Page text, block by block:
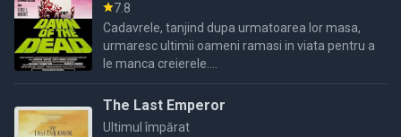
7.8
Cadavrele, tanjind dupa urmatoarea lor masa,
urmaresc ultimii oameni ramasi in viata pentru a
le manca creierele....
The Last Emperor
Ultimul împărat